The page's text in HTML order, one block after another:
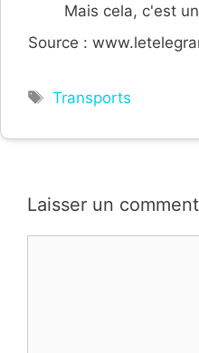
Mais cela, c'est
Source :
Étiquettes
Transports
Laisser un